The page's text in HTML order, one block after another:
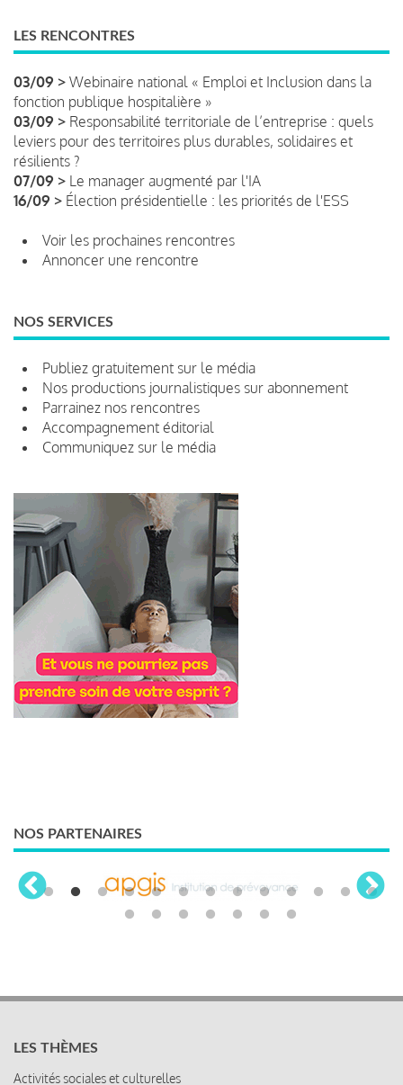
LES RENCONTRES
03/09 > Webinaire national « Emploi et Inclusion dans la
fonction publique hospitalière »
03/09 > Responsabilité territoriale de l’entreprise : quels
leviers pour des territoires plus durables, solidaires et
résilients ?
07/09 > Le manager augmenté par l'IA
16/09 > Élection présidentielle : les priorités de l'ESS
Voir les prochaines rencontres
Annoncer une rencontre
NOS SERVICES
Publiez gratuitement sur le média
Nos productions journalistiques sur abonnement
Parrainez nos rencontres
Accompagnement éditorial
Communiquez sur le média
NOS PARTENAIRES
LES THÈMES
Activités sociales et culturelles